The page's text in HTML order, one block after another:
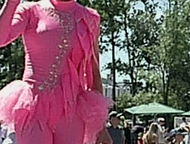
переизбран
совета